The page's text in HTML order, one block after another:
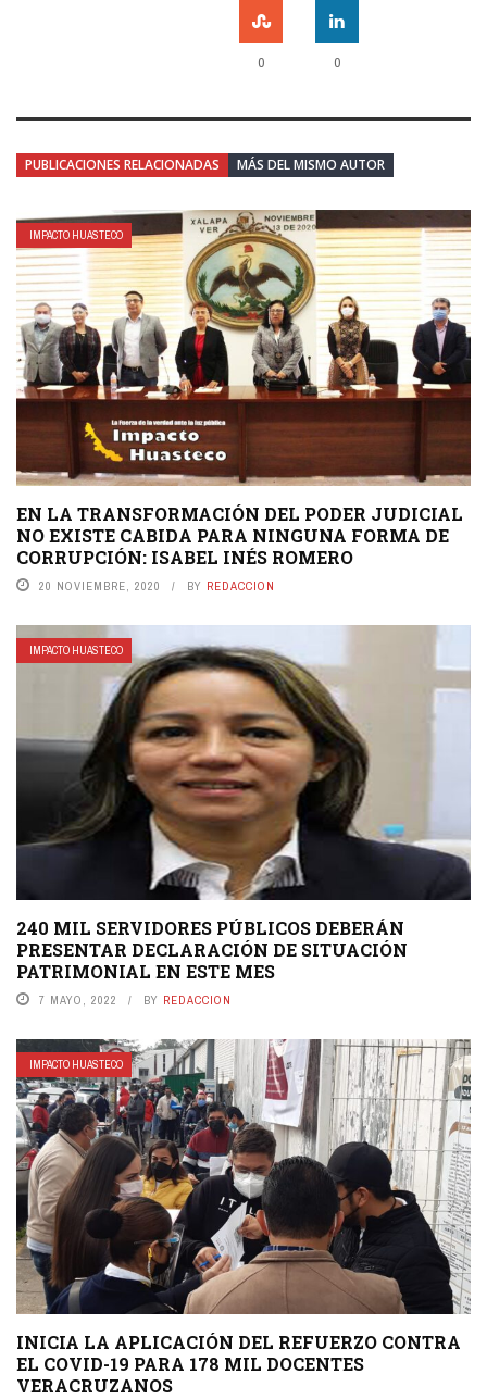
0 0
PUBLICACIONES RELACIONADAS MÁS DEL MISMO AUTOR
IMPACTO HUASTECO
EN LA TRANSFORMACIÓN DEL PODER JUDICIAL
NO EXISTE CABIDA PARA NINGUNA FORMA DE
CORRUPCIÓN: ISABEL INÉS ROMERO
20 NOVIEMBRE, 2020 BY REDACCION
IMPACTO HUASTECO
240 MIL SERVIDORES PÚBLICOS DEBERÁN
PRESENTAR DECLARACIÓN DE SITUACIÓN
PATRIMONIAL EN ESTE MES
7 MAYO, 2022 BY REDACCION
IMPACTO HUASTECO
INICIA LA APLICACIÓN DEL REFUERZO CONTRA
EL COVID-19 PARA 178 MIL DOCENTES
VERACRUZANOS